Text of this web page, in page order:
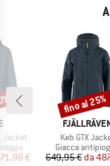
Jacket
ridotto
71,98 €
MARCHIO
Articolo
Keb GTX
Gruppo di
Giacca
649,95 € da
Sconto
fino al 25%